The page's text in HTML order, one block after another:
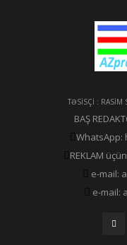
TƏSİSÇİ : RASİM
BAŞ
WhatsApp:
REKLAM
e-mail:
e-mail: